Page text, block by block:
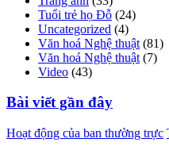
Tuổi trẻ họ Đỗ (24)
Uncategorized (4)
Văn hoá Nghệ thuật (81)
Văn hoá Nghệ thuật (7)
Video (43)
Bài viết gần đây
Hoạt động của ban thường trực